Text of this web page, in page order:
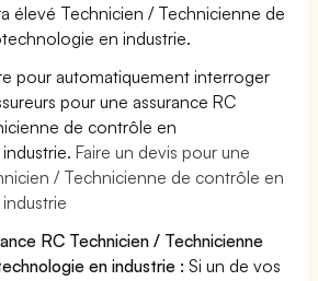
élevé Technicien / Technicienne de
en industrie.
pour automatiquement interroger
pour une assurance RC
de contrôle en
Faire un devis pour une
/ Technicienne de contrôle en
RC Technicien / Technicienne
en industrie : Si un de vos